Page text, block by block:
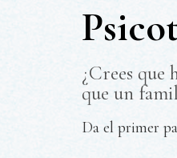
¿Crees que
que un
Da el primer